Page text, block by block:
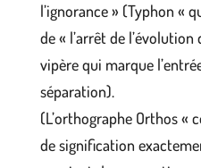
l’ignorance » (Typhon «
de « l’arrêt de l’évolution
vipère qui marque
séparation).
(L’orthographe Orthos «
de signification